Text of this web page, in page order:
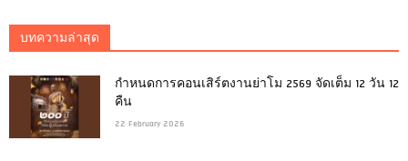
บทความล่าสุด
กำหนดการคอนเสิร์ตงานย่าโม 2569 จัดเต็ม 12 วัน 12
คืน
22 February 2026